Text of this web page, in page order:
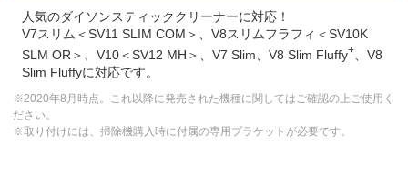
人気のダイソンスティッククリーナーに対応！
V7スリム＜SV11 SLIM COM＞、V8スリムフラフィ＜SV10K
SLM OR＞、V10＜SV12 MH＞、V7 Slim、V8 Slim Fluffy+
、V8
Slim Fluffyに対応です。
※2020年8月時点。これ以降に発売された機種に関してはご確認の上ご使用く
ださい。
※取り付けには、掃除機購入時に付属の専用ブラケットが必要です。